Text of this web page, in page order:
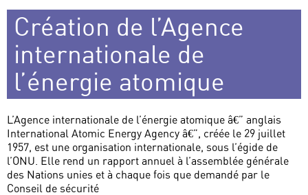
Création de l’Agence
internationale de
l’énergie atomique
L’Agence internationale de l’énergie atomique â€” anglais
International Atomic Energy Agency â€”, créée le 29 juillet
1957, est une organisation internationale, sous l’égide de
l’ONU. Elle rend un rapport annuel à l’assemblée générale
des Nations unies et à chaque fois que demandé par le
Conseil de sécurité